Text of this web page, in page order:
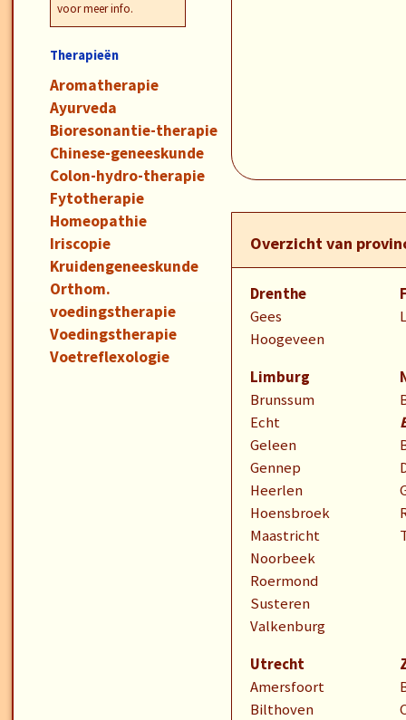
voor meer info.
Therapieën
Aromatherapie
Ayurveda
Bioresonantie-therapie
Chinese-geneeskunde
Colon-hydro-therapie
Fytotherapie
Homeopathie
Iriscopie
Kruidengeneeskunde
Orthom.
voedingstherapie
Voedingstherapie
Voetreflexologie
Overzicht van
Drenthe
Gees
Hoogeveen
Limburg
Brunssum
Echt
Geleen
Gennep
Heerlen
Hoensbroek
Maastricht
Noorbeek
Roermond
Susteren
Valkenburg
Utrecht
Amersfoort
Bilthoven